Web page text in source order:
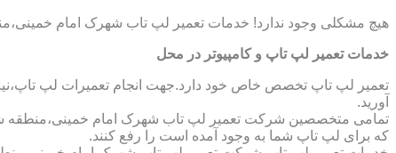
هیچ مشکلی وجود ندارد! خدمات تعمیر لپ تاب شهرک امام
خدمات تعمیر لپ تاپ و کامپیوتر در محل
تعمیر لپ تاپ تخصص خاص خود دارد.جهت انجام تعمیرات لپ
آورید.
تمامی متخصصین شرکت تعمیر لپ تاب شهرک امام خمینی،منطقه
که برای لپ تاپ شما به وجود آمده است را رفع کنند.